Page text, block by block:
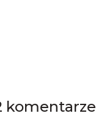
komentarze